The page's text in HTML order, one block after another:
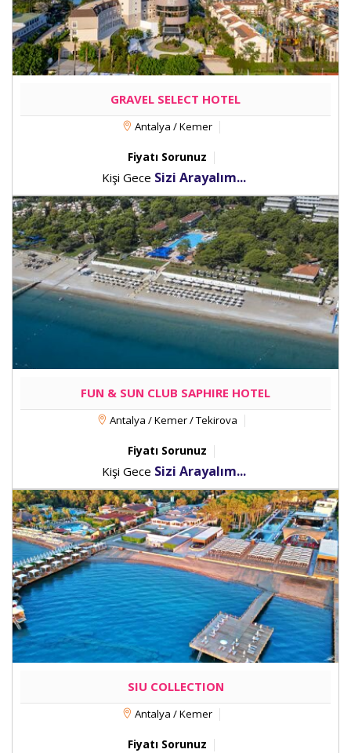
GRAVEL SELECT HOTEL
Antalya / Kemer
Fiyatı Sorunuz
Kişi Gece Sizi Arayalım...
FUN & SUN CLUB SAPHIRE HOTEL
Antalya / Kemer / Tekirova
Fiyatı Sorunuz
Kişi Gece Sizi Arayalım...
SIU COLLECTION
Antalya / Kemer
Fiyatı Sorunuz